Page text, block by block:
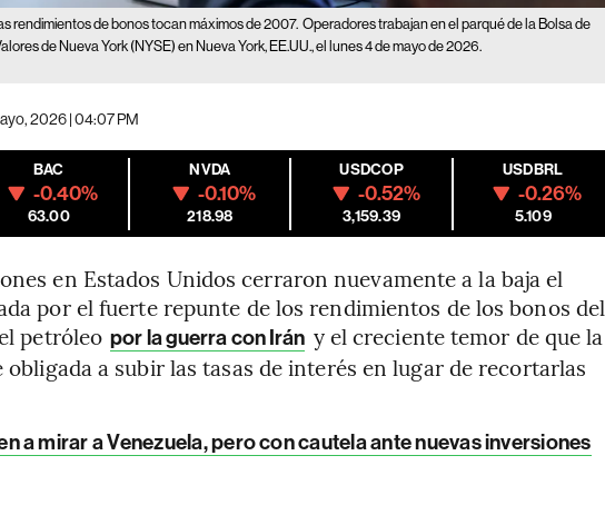
rendimientos de bonos tocan máximos de 2007. Operadores trabajan en el parqué de la Bolsa de
de Nueva York (NYSE) en Nueva York, EE.UU., el lunes 4 de mayo de 2026.
2026 | 04:07 PM
BAC
-0.40%
63.00
NVDA
-0.10%
218.98
USDCOP
-0.52%
3,159.39
USDBRL
-0.26%
5.109
en Estados Unidos cerraron nuevamente a la baja el
por el fuerte repunte de los rendimientos de los bonos del
petróleo por la guerra con Irán y el creciente temor de que la
obligada a subir las tasas de interés en lugar de recortarlas
a mirar a Venezuela, pero con cautela ante nuevas inversiones